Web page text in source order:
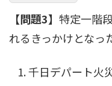
【問題3】 特定一階
れるきっかけとなっ
千日デパート火